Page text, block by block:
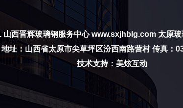
山西晋辉玻璃钢服务中心www.sxjhblg.com 太原
地址：山西省太原市尖草坪区汾西南路营村 传真：
技术支持：美炫互动